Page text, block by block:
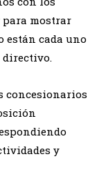
mostrar
están cada uno
directivo.
concesionarios
y